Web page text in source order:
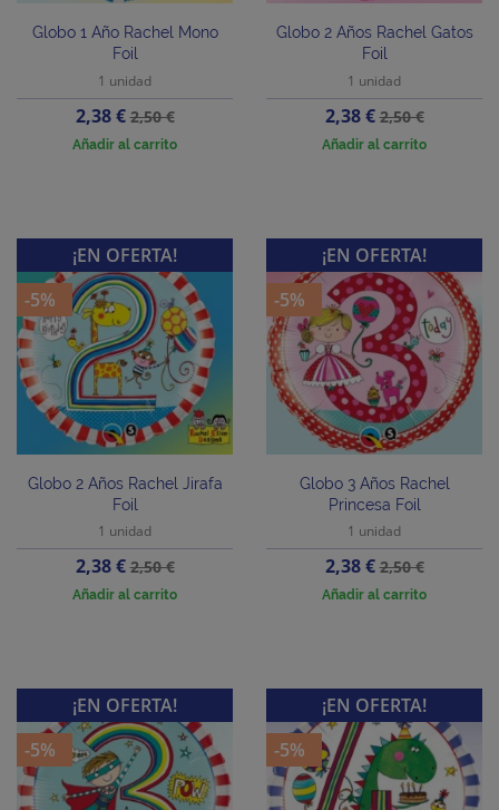
Globo 1 Año Rachel Mono
Foil
1 unidad
Precio
2,38 €Precio
base
2,50 €
Añadir al carrito
Globo 2 Años Rachel Gatos
Foil
1 unidad
Precio
2,38 €Precio
base
2,50 €
Añadir al carrito
Globo 2 Años Rachel Jirafa
Foil
1 unidad
Precio
2,38 €Precio
base
2,50 €
Añadir al carrito
¡EN OFERTA!
-5%
Globo 3 Años Rachel
Princesa Foil
1 unidad
Precio
2,38 €Precio
base
2,50 €
Añadir al carrito
¡EN OFERTA!
-5%
¡EN OFERTA!
-5%
¡EN OFERTA!
-5%